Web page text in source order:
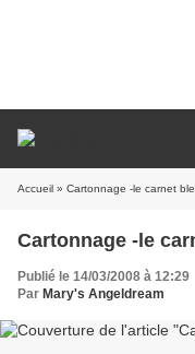
Accueil » Cartonnage -le carnet
Cartonnage -le
Publié le 14/03/2008 à 12:29
Par Mary's Angeldream